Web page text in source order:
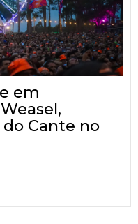
em
Cante no